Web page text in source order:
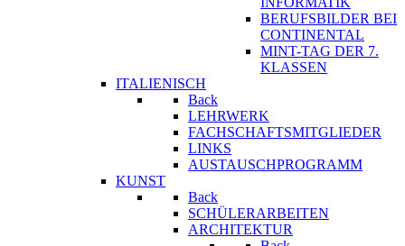
BERUFSBILDER BEI
CONTINENTAL
MINT-TAG DER 7.
KLASSEN
ITALIENISCH
Back
LEHRWERK
FACHSCHAFTSMITGLIEDER
LINKS
AUSTAUSCHPROGRAMM
KUNST
Back
SCHÜLERARBEITEN
ARCHITEKTUR